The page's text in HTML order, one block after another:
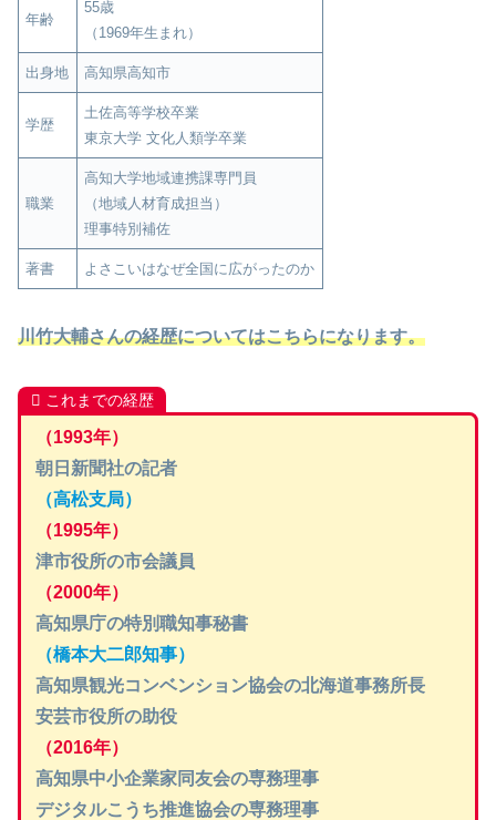
年齢
55歳
（1969年生まれ）
出身地 高知県高知市
学歴
土佐高等学校卒業
東京大学 文化人類学卒業
職業
高知大学地域連携課専門員
（地域人材育成担当）
理事特別補佐
著書 よさこいはなぜ全国に広がったのか
川竹大輔さんの経歴についてはこちらになります。
これまでの経歴
（1993年）
朝日新聞社の記者
（高松支局）
（1995年）
津市役所の市会議員
（2000年）
高知県庁の特別職知事秘書
（橋本大二郎知事）
高知県観光コンベンション協会の北海道事務所長
安芸市役所の助役
（2016年）
高知県中小企業家同友会の専務理事
デジタルこうち推進協会の専務理事